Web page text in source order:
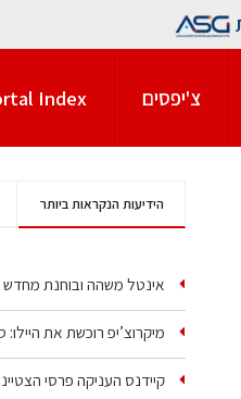
צ'יפסים Index
הידיעות הנקראות ביותר
אינטל משהה ובוחנת מחדש את הקמת
מיקרוצ’יפ רוכשת את היילו:
קיידנס העניקה פרסי הצטיינות